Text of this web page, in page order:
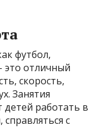
футбол,
это отличный
скорость,
Занятия
работать в
с